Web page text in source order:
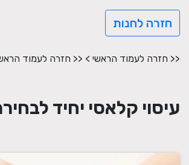
חזרה לחנות
<< חזרה לעמוד הראשי > << חזרה לעמוד
עיסוי קלאסי יחיד לבחירה